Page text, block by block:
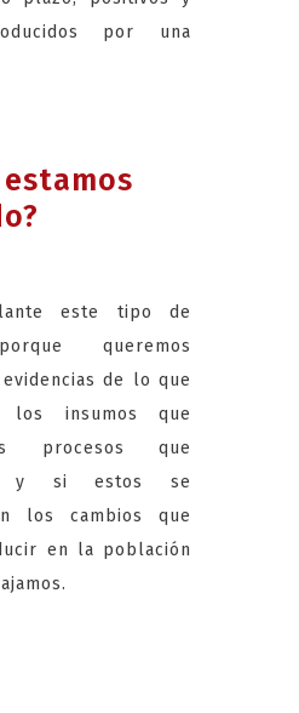
por una
este tipo de
queremos
de lo que
los insumos que
procesos que
y si estos se
los cambios que
en la población